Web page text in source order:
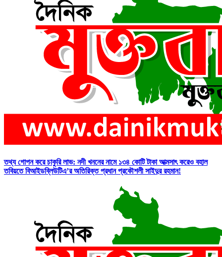
তথ্য গোপন করে চাকুরি লাভ: নদী খননের নামে ১৩৪ কোটি টাকা আত্মসাৎ করেও বহাল
তবিয়তে বিআইডব্লিউটিএ’র অতিরিক্ত প্রধান প্রকৌশলী সাইদুর রহমান!